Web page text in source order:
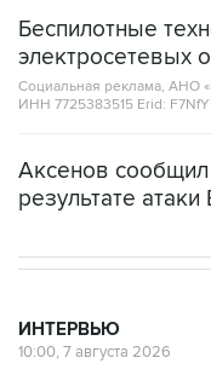
Беспилотные
электросетевых
Социальная реклама, АНО
ИНН 7725383515 Erid:
Аксенов
результате
ИНТЕРВЬЮ
10:00, 7 августа 2026